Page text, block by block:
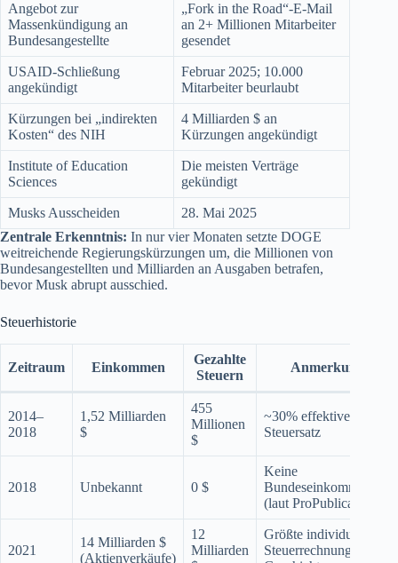
Angebot zur
Massenkündigung an
Bundesangestellte
„Fork in the Road“-E-Mail
an 2+ Millionen Mitarbeiter
gesendet
USAID-Schließung
angekündigt
Februar 2025; 10.000
Mitarbeiter beurlaubt
Kürzungen bei „indirekten
Kosten“ des NIH
4 Milliarden $ an
Kürzungen angekündigt
Institute of Education
Sciences
Die meisten Verträge
gekündigt
Musks Ausscheiden
28. Mai 2025
Zentrale Erkenntnis: In nur vier Monaten setzte DOGE
weitreichende Regierungskürzungen um, die Millionen von
Bundesangestellten und Milliarden an Ausgaben betrafen,
bevor Musk abrupt ausschied.
Steuerhistorie
Zeitraum Einkommen
Gezahlte
Steuern
Anmerkungen
2014–
2018
1,52 Milliarden
$
455
Millionen
$
~30% effektiver
Steuersatz
2018 Unbekannt 0 $
Keine
(laut ProPublica)
2021
14 Milliarden $
(Aktienverkäufe)
12
Milliarden
Größte individuelle
Steuerrechnung der